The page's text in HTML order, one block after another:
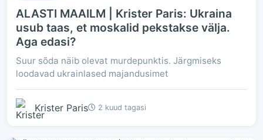
ALASTI MAAILM | Krister Paris: Ukraina
usub taas, et moskalid pekstakse välja.
Aga edasi?
Suur sõda näib olevat murdepunktis. Järgmiseks
loodavad ukrainlased majandusimet
Krister Paris 2 kuud tagasi